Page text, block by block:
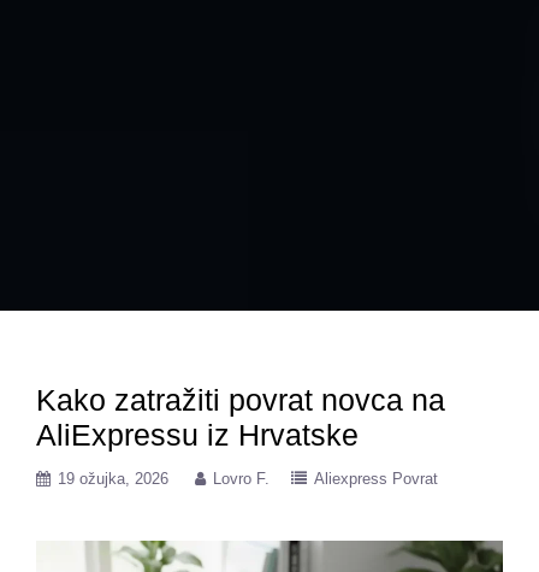
Kako zatražiti povrat novca na
AliExpressu iz Hrvatske
19 ožujka, 2026 Lovro F. Aliexpress Povrat